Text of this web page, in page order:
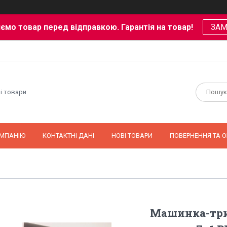
товар перед відправкою. Гарантія на товар!
товари
КОНТАКТНІ ДАНІ НОВІ ТОВАРИ ПОВЕРНЕННЯ ТА
Машинка-